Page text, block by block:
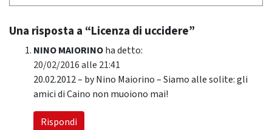
Una risposta a “Licenza di uccidere”
NINO MAIORINOha detto:
20/02/2016 alle 21:41
20.02.2012 – by Nino Maiorino – Siamo alle solite: gli
amici di Caino non muoiono mai!
Rispondi